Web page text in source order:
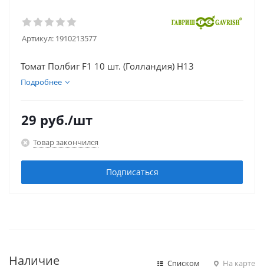
Артикул: 1910213577
Томат Полбиг F1 10 шт. (Голландия) Н13
Подробнее
29 руб./шт
Товар закончился
Подписаться
Наличие Списком На карте